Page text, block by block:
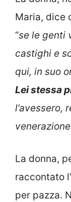
Maria, dice
“se le genti
castighi e
qui, in suo
Lei stessa
l’avessero,
La donna,
raccontato
per pazza.